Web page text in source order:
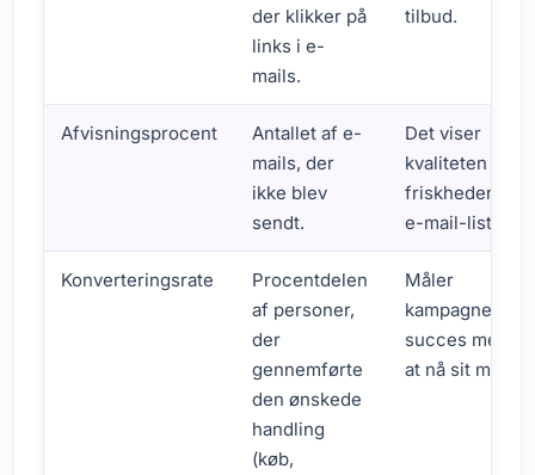
der klikker på
links i e-
mails.
tilbud.
Afvisningsprocent
Antallet af e-
mails, der
ikke blev
sendt.
Det viser
kvaliteten og
friskheden af
e-mail-listen.
Konverteringsrate
Procentdelen
af personer,
der
gennemførte
den ønskede
handling
(køb,
Måler
kampagnens
succes med
at nå sit mål.